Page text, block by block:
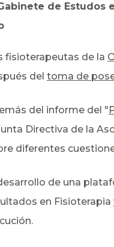
de Estudos
fisioterapeutas de la
del toma de
del informe del "
Directiva de la
diferentes
de una
en